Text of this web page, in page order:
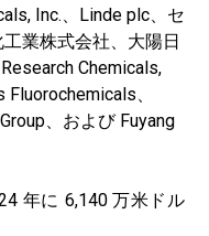
Inc.、Linde plc、セ
業株式会社、大陽日
Chemicals,
、
、および Fuyang
年に 6,140 万米ドル